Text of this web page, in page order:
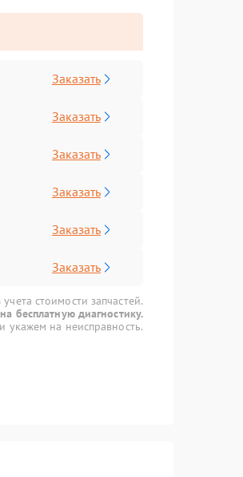
Заказать
Заказать
Заказать
Заказать
Заказать
Заказать
стоимости запчастей.
бесплатную диагностику.
укажем на неисправность.